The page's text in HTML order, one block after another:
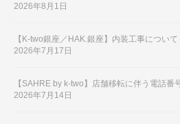
2026年8月1日
【K-two銀座／HAK.銀座】内装工事について
2026年7月17日
【SAHRE by k-two】店舗移転に伴う電話番
2026年7月14日